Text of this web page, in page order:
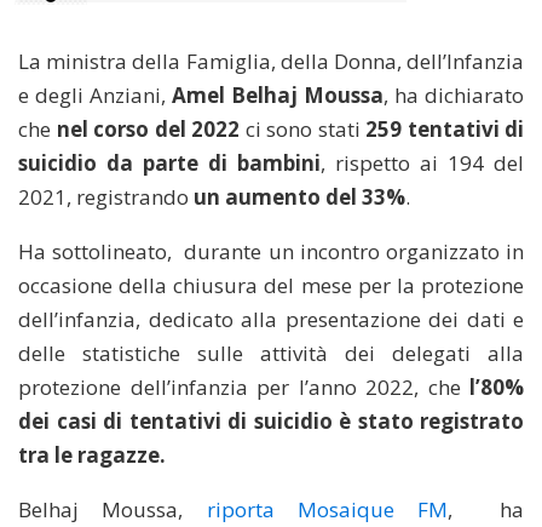
La ministra della Famiglia, della Donna, dell’Infanzia
e degli Anziani, Amel Belhaj Moussa, ha dichiarato
che nel corso del 2022 ci sono stati 259 tentativi di
suicidio da parte di bambini, rispetto ai 194 del
2021, registrando un aumento del 33%.
Ha sottolineato, durante un incontro organizzato in
occasione della chiusura del mese per la protezione
dell’infanzia, dedicato alla presentazione dei dati e
delle statistiche sulle attività dei delegati alla
protezione dell’infanzia per l’anno 2022, che l’80%
dei casi di tentativi di suicidio è stato registrato
tra le ragazze.
Belhaj Moussa, riporta Mosaique FM,
ha